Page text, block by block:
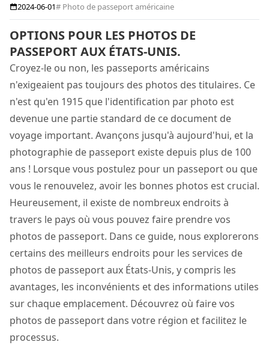
2024-06-01# Photo de passeport américaine
OPTIONS POUR LES PHOTOS DE
PASSEPORT AUX ÉTATS-UNIS.
Croyez-le ou non, les passeports américains
n'exigeaient pas toujours des photos des titulaires. Ce
n'est qu'en 1915 que l'identification par photo est
devenue une partie standard de ce document de
voyage important. Avançons jusqu'à aujourd'hui, et la
photographie de passeport existe depuis plus de 100
ans ! Lorsque vous postulez pour un passeport ou que
vous le renouvelez, avoir les bonnes photos est crucial.
Heureusement, il existe de nombreux endroits à
travers le pays où vous pouvez faire prendre vos
photos de passeport. Dans ce guide, nous explorerons
certains des meilleurs endroits pour les services de
photos de passeport aux États-Unis, y compris les
avantages, les inconvénients et des informations utiles
sur chaque emplacement. Découvrez où faire vos
photos de passeport dans votre région et facilitez le
processus.